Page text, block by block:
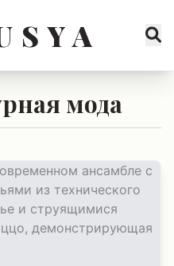
S Y A
мода